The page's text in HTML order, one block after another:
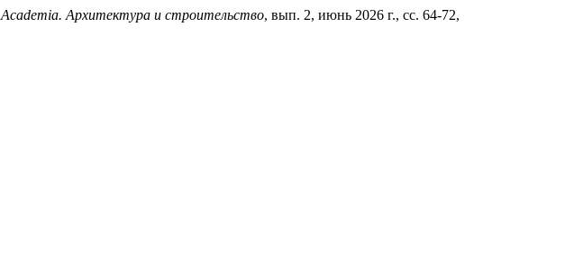
Academia. Архитектура и строительство, вып. 2, июнь 2026 г., сс. 64-72,